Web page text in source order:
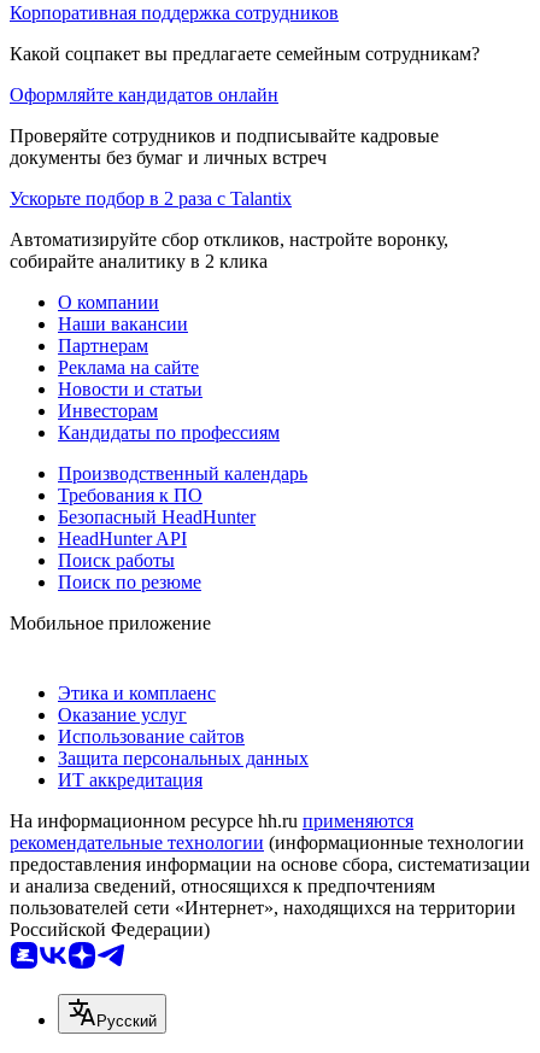
Корпоративная поддержка сотрудников
Какой соцпакет вы предлагаете семейным сотрудникам?
Оформляйте кандидатов онлайн
Проверяйте сотрудников и подписывайте кадровые
документы без бумаг и личных встреч
Ускорьте подбор в 2 раза с Talantix
Автоматизируйте сбор откликов, настройте воронку,
собирайте аналитику в 2 клика
О компании
Наши вакансии
Партнерам
Реклама на сайте
Новости и статьи
Инвесторам
Кандидаты по профессиям
Производственный календарь
Требования к ПО
Безопасный HeadHunter
HeadHunter API
Поиск работы
Поиск по резюме
Мобильное приложение
Этика и комплаенс
Оказание услуг
Использование сайтов
Защита персональных данных
ИТ аккредитация
На информационном ресурсе hh.ru применяются
рекомендательные технологии (информационные технологии
предоставления информации на основе сбора, систематизации
и анализа сведений, относящихся к предпочтениям
пользователей сети «Интернет», находящихся на территории
Российской Федерации)
Русский